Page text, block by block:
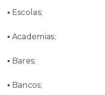
▪ Escolas;
▪ Academias;
▪ Bares;
▪ Bancos;